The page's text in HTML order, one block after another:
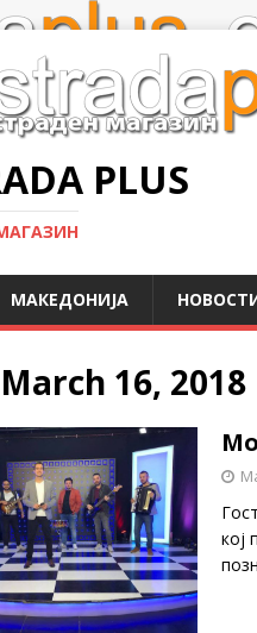
PLUS
МАКЕДОНИЈА
March 16, 2018
кој